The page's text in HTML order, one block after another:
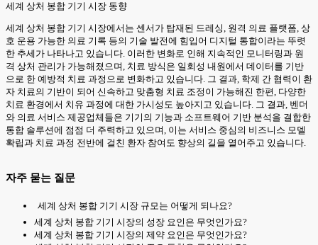
세계 상처 봉합 기기 시장 동향
세계 상처 봉합 기기 시장에서는 센서가 탑재된 드레싱, 원격 의료 플랫폼, 상
호 운용 가능한 의료 기록 등의 기술 발전에 힘입어 디지털 통합이라는 뚜렷
한 추세가 나타나고 있습니다. 이러한 변화로 인해 지속적인 모니터링과 원
격 상처 관리가 가능해졌으며, 치료 방식은 일회성 내원에서 데이터를 기반
으로 한 예방적 치료 과정으로 변화하고 있습니다. 그 결과, 학제 간 협력이 환
자 치료의 기반이 되어 신속하고 맞춤형 치료 조정이 가능해진 한편, 다양한
치료 환경에서 치유 과정에 대한 가시성도 높아지고 있습니다. 그 결과, 벤더
와 의료 서비스 제공업체들은 기기의 기능과 소프트웨어 기반 분석을 결합한
통합 솔루션에 점점 더 주력하고 있으며, 이는 서비스 중심의 비즈니스 모델
확립과 치료 과정 전반에 걸친 환자 참여도 향상의 길을 열어주고 있습니다.
자주 묻는 질문
세계 상처 봉합 기기 시장 규모는 어떻게 되나요?
세계 상처 봉합 기기 시장의 성장 요인은 무엇인가요?
세계 상처 봉합 기기 시장의 제약 요인은 무엇인가요?